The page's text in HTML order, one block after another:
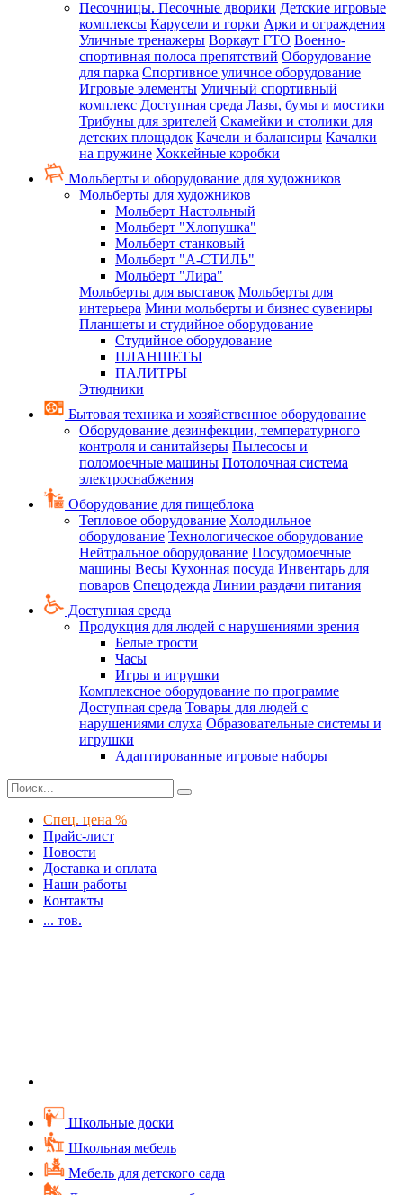
Песочницы. Песочные дворики Детские игровые
комплексы Карусели и горки Арки и ограждения
Уличные тренажеры Воркаут ГТО Военно-
спортивная полоса препятствий Оборудование
для парка Спортивное уличное оборудование
Игровые элементы Уличный спортивный
комплекс Доступная среда Лазы, бумы и мостики
Трибуны для зрителей Скамейки и столики для
детских площадок Качели и балансиры Качалки
на пружине Хоккейные коробки
Мольберты и оборудование для художников
Мольберты для художников
Мольберт Настольный
Мольберт "Хлопушка"
Мольберт станковый
Мольберт "А-СТИЛЬ"
Мольберт "Лира"
Мольберты для выставок Мольберты для
интерьера Мини мольберты и бизнес сувениры
Планшеты и студийное оборудование
Студийное оборудование
ПЛАНШЕТЫ
ПАЛИТРЫ
Этюдники
Бытовая техника и хозяйственное оборудование
Оборудование дезинфекции, температурного
контроля и санитайзеры Пылесосы и
поломоечные машины Потолочная система
электроснабжения
Оборудование для пищеблока
Тепловое оборудование Холодильное
оборудование Технологическое оборудование
Нейтральное оборудование Посудомоечные
машины Весы Кухонная посуда Инвентарь для
поваров Спецодежда Линии раздачи питания
Доступная среда
Продукция для людей с нарушениями зрения
Белые трости
Часы
Игры и игрушки
Комплексное оборудование по программе
Доступная среда Товары для людей с
нарушениями слуха Образовательные системы и
игрушки
Адаптированные игровые наборы
Спец. цена %
Прайс-лист
Новости
Доставка и оплата
Наши работы
Контакты
... тов.
Школьные доски
Школьная мебель
Мебель для детского сада